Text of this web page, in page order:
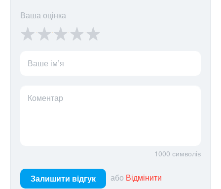
Ваша оцінка
Ваше ім’я
Коментар
1000 символів
Залишити відгук або Відмінити